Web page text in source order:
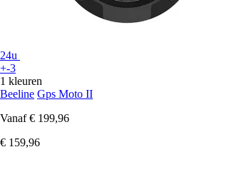
24u
+-3
1 kleuren
Beeline Gps Moto II
Vanaf € 199,96
€ 159,96